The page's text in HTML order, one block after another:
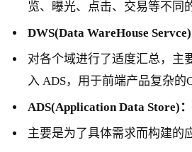
览、曝光、点击、交易等不同
DWS(Data WareHouse
对各个域进行了适度汇总，主
入 ADS，用于前端产品复杂的
ADS(Application Data Store)
主要是为了具体需求而构建的